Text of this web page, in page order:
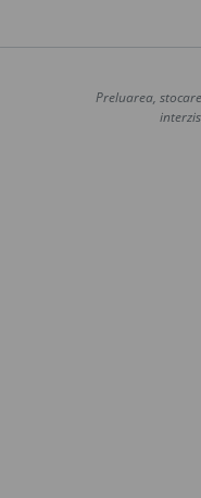
Preluarea,